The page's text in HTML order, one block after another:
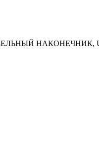
НАКОНЕЧНИК,